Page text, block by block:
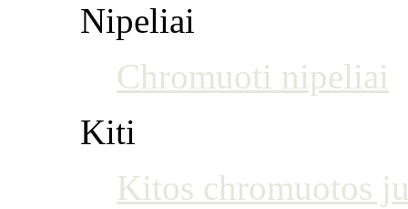
Nipeliai
Chromuoti nipeliai
Kiti
Kitos chromuotos